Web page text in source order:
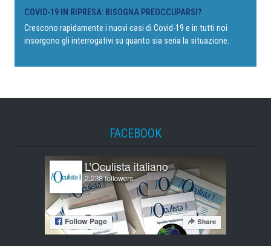
COVID-19 IN RIPRESA: BISOGNA PREOCCUPARSI?
Crescono rapidamente i nuovi casi di Covid-19 e in tutti noi
insorgono gli interrogativi su quanto sia seria la situazione.
FACEBOOK